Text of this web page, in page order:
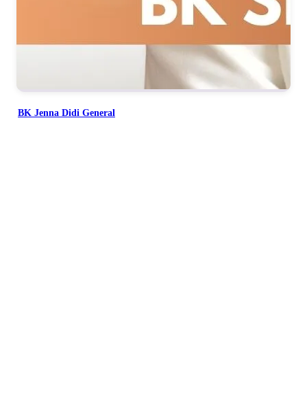
BK Jenna Didi General